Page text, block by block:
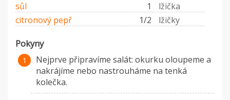
sůl
1
lžička
citronový pepř
1/2 lžičky
Pokyny
Nejprve připravíme salát: okurku oloupeme a
nakrájíme nebo nastrouháme na tenká
kolečka.